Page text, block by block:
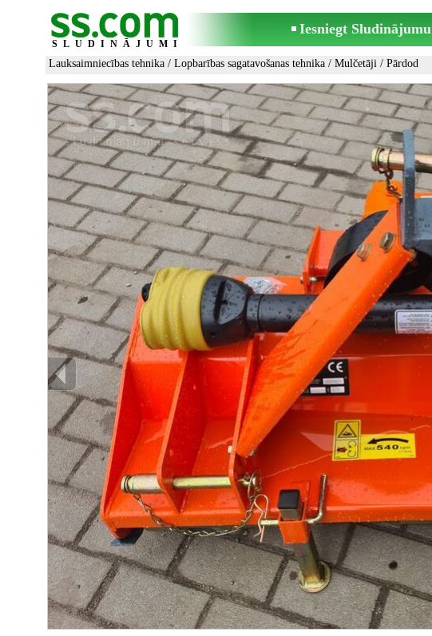
SLUDINĀJUMI
Iesniegt Sludinājumu
Lauksaimniecības tehnika / Lopbarības sagatavošanas tehnika / Mulčetāji / Pārdod